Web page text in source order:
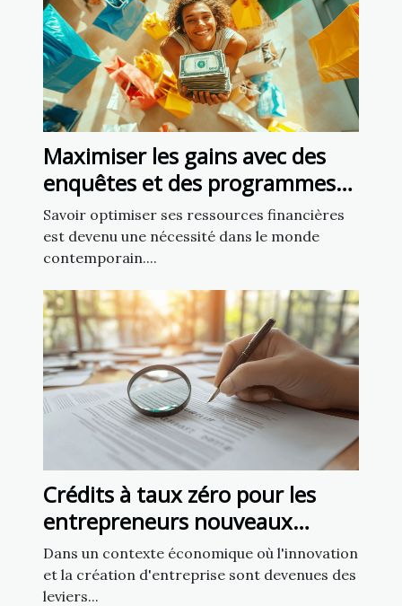
Maximiser les gains avec des
enquêtes et des programmes
de cashback
Savoir optimiser ses ressources financières
est devenu une nécessité dans le monde
contemporain....
Crédits à taux zéro pour les
entrepreneurs nouveaux
dispositifs et conditions
Dans un contexte économique où l'innovation
et la création d'entreprise sont devenues des
leviers...